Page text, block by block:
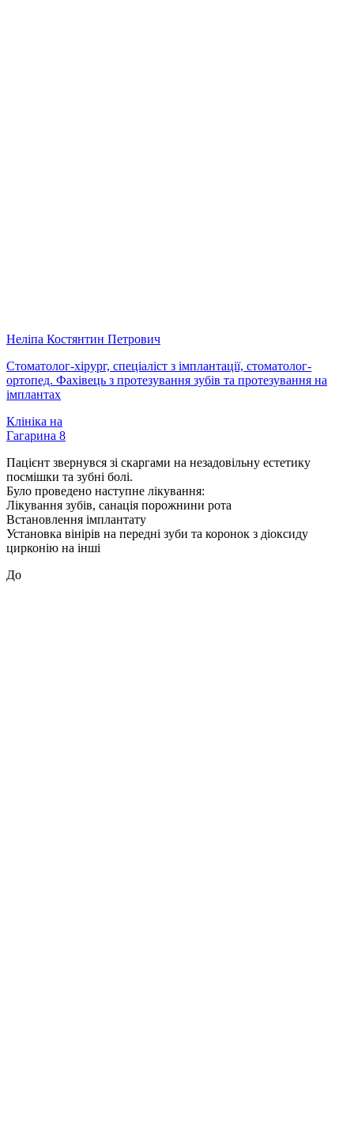
Неліпа Костянтин Петрович
Стоматолог-хірург, спеціаліст з імплантації, стоматолог-
ортопед. Фахівець з протезування зубів та протезування на
імплантах
Клініка на
Гагарина 8
Пацієнт звернувся зі скаргами на незадовільну естетику
посмішки та зубні болі.
Було проведено наступне лікування:
Лікування зубів, санація порожнини рота
Встановлення імплантату
Установка вінірів на передні зуби та коронок з діоксиду
цирконію на інші
До